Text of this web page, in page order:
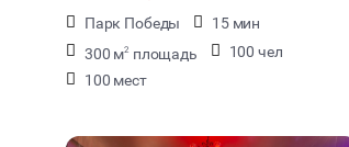
Парк Победы
15 мин
300 м2 площадь
100 чел
100 мест